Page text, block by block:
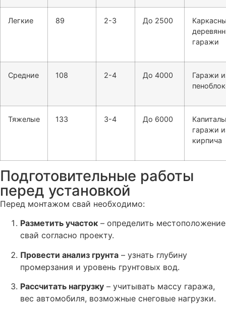
Легкие 89 2-3 До 2500
гаражи
Средние 108 2-4 До 4000
Гаражи
Тяжелые 133 3-4 До 6000
гаражи
кирпича
Подготовительные работы
перед установкой
Перед монтажом свай необходимо:
Разметить участок – определить местоположение
свай согласно проекту.
Провести анализ грунта – узнать глубину
промерзания и уровень грунтовых вод.
Рассчитать нагрузку – учитывать массу гаража,
вес автомобиля, возможные снеговые нагрузки.